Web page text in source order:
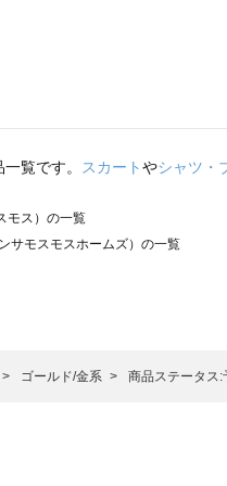
覧です。 スカートやシャツ・
モス）の一覧
サモスモスホームズ）の一覧
ツハルバイサマンサモスモス）の一覧
サモスモス ラーゴム）の一覧
ゴールド/金系 商品ステータス: